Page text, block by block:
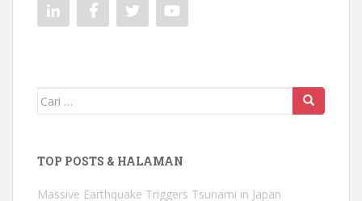
Mencari:
TOP POSTS & HALAMAN
Massive Earthquake Triggers Tsunami in Japan